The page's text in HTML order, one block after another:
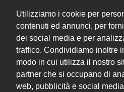
Utilizziamo i cookie per
contenuti ed annunci, per
dei social media e per
traffico. Condividiamo inoltre
modo in cui utilizza il nostro
partner che si occupano di
web, pubblicità e social
UN MESEDOPO
Valentinaha aggiunto
Problemi di installazione
Nuove release tag 17